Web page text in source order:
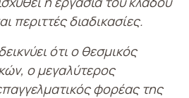
περιττές διαδικασίες.
ότι ο θεσμικός
ο μεγαλύτερος
φορέας της